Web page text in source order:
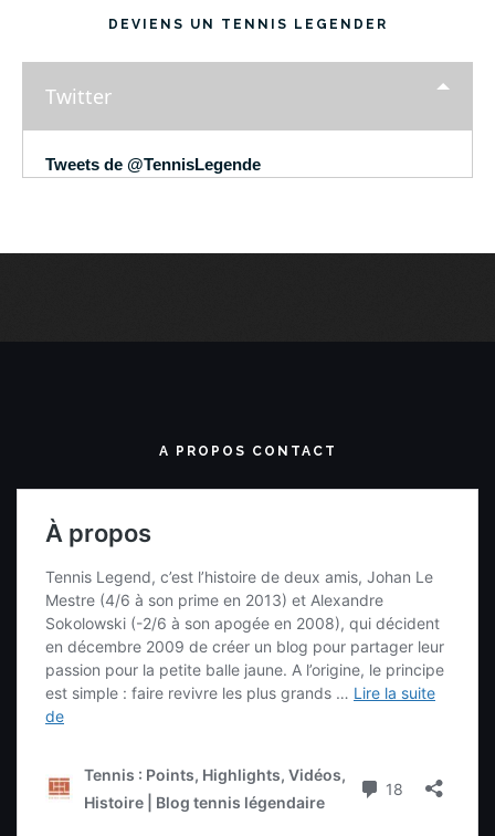
DEVIENS UN TENNIS LEGENDER
Twitter
Tweets de @TennisLegende
A PROPOS CONTACT